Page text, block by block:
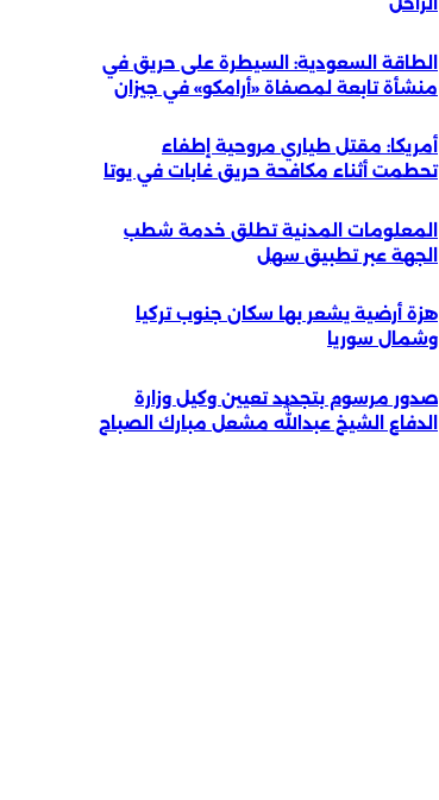
الطاقة السعودية: السيطرة على حريق في
منشأة تابعة لمصفاة «أرامكو» في جيزان
أمريكا: مقتل طياري مروحية إطفاء
تحطمت أثناء مكافحة حريق غابات في يوتا
المعلومات المدنية تطلق خدمة شطب
الجهة عبر تطبيق سهل
هزة أرضية يشعر بها سكان جنوب تركيا
وشمال سوريا
صدور مرسوم بتجديد تعيين وكيل وزارة
الدفاع الشيخ عبداللّٰه مشعل مبارك الصباح